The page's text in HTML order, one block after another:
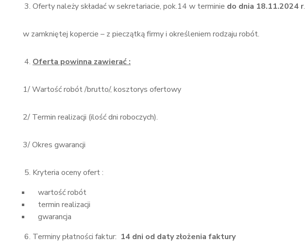
Oferty należy składać w sekretariacie, pok.14 w terminie do dnia 18.11.2024 r.
w zamkniętej kopercie – z pieczątką firmy i określeniem rodzaju robót.
Oferta powinna zawierać :
1/ Wartość robót /brutto/, kosztorys ofertowy
2/ Termin realizacji (ilość dni roboczych).
3/ Okres gwarancji
Kryteria oceny ofert :
wartość robót
termin realizacji
gwarancja
Terminy płatności faktur: 14 dni od daty złożenia faktury